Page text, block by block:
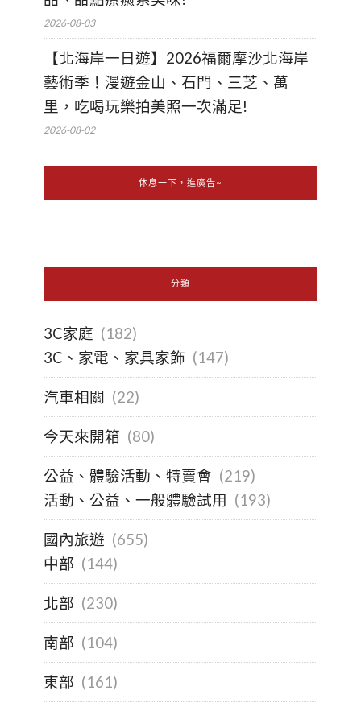
2026-08-03
【北海岸一日遊】2026福爾摩沙北海岸
藝術季！漫遊金山、石門、三芝、萬
里，吃喝玩樂拍美照一次滿足!
2026-08-02
休息一下，進廣告~
分類
3C家庭 (182)
3C、家電、家具家飾 (147)
汽車相關 (22)
今天來開箱 (80)
公益、體驗活動、特賣會 (219)
活動、公益、一般體驗試用 (193)
國內旅遊 (655)
中部 (144)
北部 (230)
南部 (104)
東部 (161)